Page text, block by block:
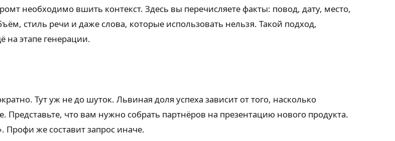
необходимо вшить контекст. Здесь вы перечисляете факты: повод, дату, место,
стиль речи и даже слова, которые использовать нельзя. Такой подход,
на этапе генерации.
Тут уж не до шуток. Львиная доля успеха зависит от того, насколько
что вам нужно собрать партнёров на презентацию нового продукта.
же составит запрос иначе.